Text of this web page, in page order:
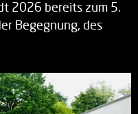
2026 bereits zum 5.
Begegnung, des